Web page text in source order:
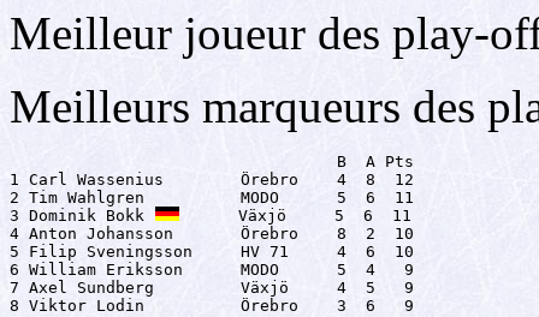
Meilleur joueur des play-
Meilleurs marqueurs des
                                  B  A Pts
1 Carl Wassenius        Örebro    4  8  12
2 Tim Wahlgren          MODO      5  6  11
3 Dominik Bokk
      Växjö     5  6  11
4 Anton Johansson       Örebro    8  2  10
5 Filip Sveningsson     HV 71     4  6  10
6 William Eriksson      MODO      5  4   9
7 Axel Sundberg         Växjö     4  5   9
8 Viktor Lodin          Örebro    3  6   9